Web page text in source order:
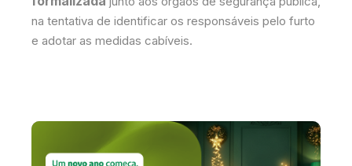
na tentativa de identificar os responsáveis pelo furto
e adotar as medidas cabíveis.